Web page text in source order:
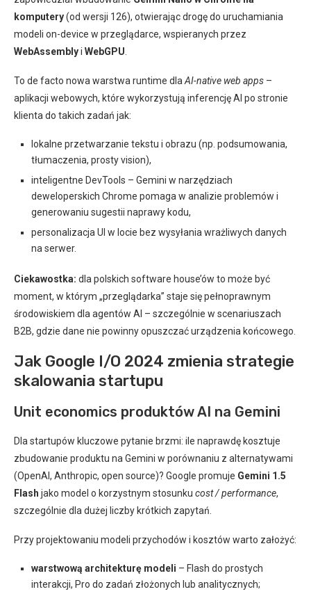
komputery(od wersji 126), otwierając drogę do uruchamiania
modeli on-device w przeglądarce, wspieranych przez
WebAssemblyi WebGPU
To de facto nowa warstwa runtime dla AI-native web apps –
aplikacji webowych, które wykorzystują inferencję AI po stronie
klienta do takich zadań jak:
lokalne przetwarzanie tekstu i obrazu (np. podsumowania,
tłumaczenia, prosty vision),
inteligentne DevTools – Gemini w narzędziach
deweloperskich Chrome pomaga w analizie problemów i
generowaniu sugestii naprawy kodu,
personalizacja UI w locie bez wysyłania wrażliwych danych
na serwer.
Ciekawostka: dla polskich software house’ów to może być
moment, w którym „przeglądarka” staje się pełnoprawnym
środowiskiem dla agentów AI – szczególnie w scenariuszach
B2B, gdzie dane nie powinny opuszczać urządzenia końcowego.
Jak Google I/O 2024 zmienia strategie
skalowania startupu
Unit economics produktów AI na Gemini
Dla startupów kluczowe pytanie brzmi: ile naprawdę kosztuje
zbudowanie produktu na Gemini w porównaniu z alternatywami
(OpenAI, Anthropic, open source)? Google promuje Gemini 1.5
Flash jako model o korzystnym stosunku cost / performance,
szczególnie dla dużej liczby krótkich zapytań.
Przy projektowaniu modeli przychodów i kosztów warto założyć:
warstwową architekturę modeli – Flash do prostych
interakcji, Pro do zadań złożonych lub analitycznych;